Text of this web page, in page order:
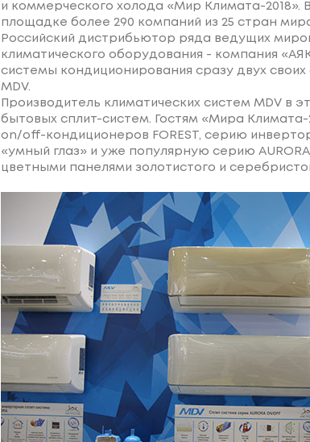
и коммерческого холода «Мир Климата-2018».
площадке более 290 компаний из 25 стран
Российский дистрибьютор ряда ведущих
климатического оборудования - компания
системы кондиционирования сразу двух своих
MDV.
Производитель климатических систем MDV в
бытовых сплит-систем. Гостям «Мира
on/off-кондиционеров FOREST, серию
«умный глаз» и уже популярную серию
цветными панелями золотистого и